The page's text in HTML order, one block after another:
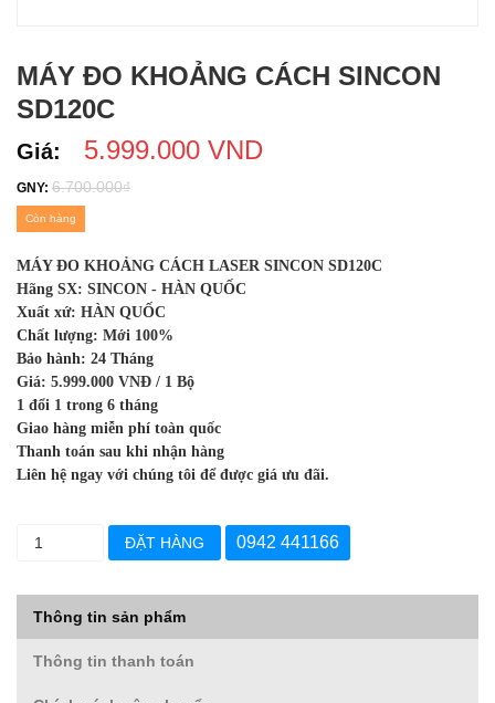
MÁY ĐO KHOẢNG CÁCH SINCON
SD120C
Giá: 5.999.000 VND
GNY: 6.700.000₫
Còn hàng
MÁY ĐO KHOẢNG CÁCH LASER SINCON SD120C
Hãng SX: SINCON - HÀN QUỐC
Xuất xứ: HÀN QUỐC
Chất lượng: Mới 100%
Bảo hành: 24 Tháng
Giá: 5.999.000 VNĐ / 1 Bộ
1 đổi 1 trong 6 tháng
Giao hàng miễn phí toàn quốc
Thanh toán sau khi nhận hàng
Liên hệ ngay với chúng tôi để được giá ưu đãi.
ĐẶT HÀNG 0942 441166
Thông tin sản phẩm
Thông tin thanh toán